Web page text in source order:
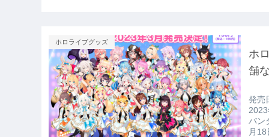
ホロライブグッズ
ホ
舗
発売日は2023
バン
月